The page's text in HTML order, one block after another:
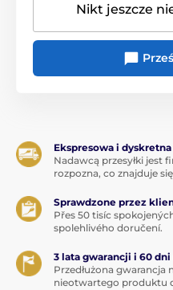
Nikt jeszcze
Ekspresowa i
Nadawcą przesyłki jest
rozpozna, co znajduje
Sprawdzone przez
Přes 50 tisíc
spolehlivého doručení.
3 lata gwarancji i 60
Przedłużona
nieotwartego produktu